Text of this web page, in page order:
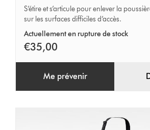
partout
S’étire et s’articule pour enlever la
sur les surfaces difficiles d’accès.
Actuellement en rupture de stock
€35,00
Me prévenir